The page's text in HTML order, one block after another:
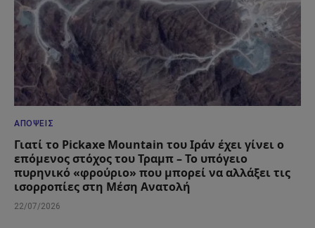
ΑΠΌΨΕΙΣ
Γιατί το Pickaxe Mountain του Ιράν έχει γίνει ο
επόμενος στόχος του Τραμπ – Το υπόγειο
πυρηνικό «φρούριο» που μπορεί να αλλάξει τις
ισορροπίες στη Μέση Ανατολή
22/07/2026